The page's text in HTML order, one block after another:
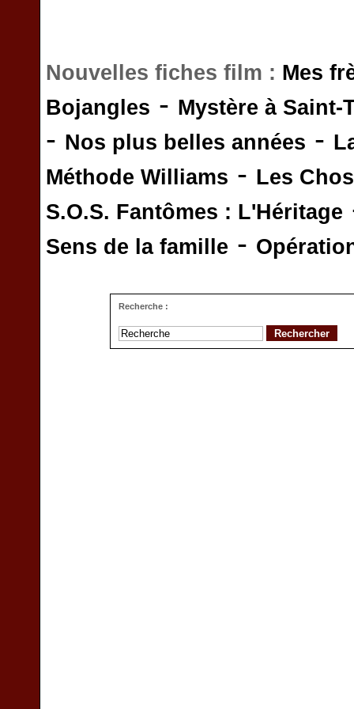
Nouvelles fiches film : Mes
Bojangles - Mystère à Saint-
- Nos plus belles années -
Méthode Williams - Les
S.O.S. Fantômes : L'Héritage
Sens de la famille -
Recherche :